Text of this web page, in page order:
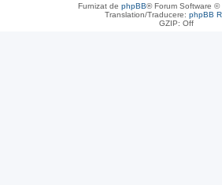
Furnizat de phpBB® Forum Software ©
Translation/Traducere: phpBB
GZIP: Off